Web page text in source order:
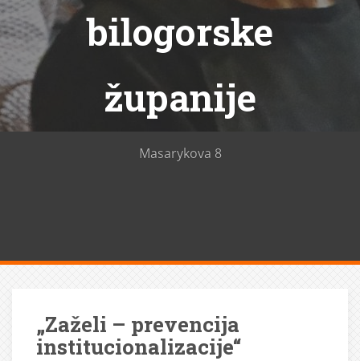
bilogorske
županije
Masarykova 8
„Zaželi – prevencija
institucionalizacije“